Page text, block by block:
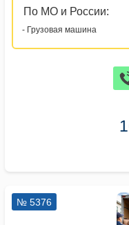
По МО и России:
- Грузовая машина
№ 5376